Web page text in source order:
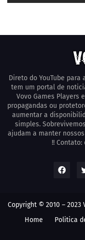
Direto do YouTube para
tem um portal de
Vovo Games Players
propagandas ou
aumentar a
simples.
ajudam a manter
!!
Copyright © 2010 – 2023
Home
Poli­tica